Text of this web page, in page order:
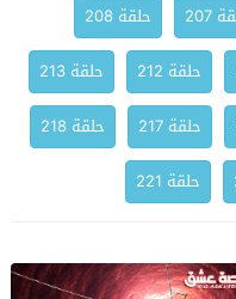
207
حلقة 208
حلقة 212
حلقة 213
حلقة 217
حلقة 218
حلقة 221